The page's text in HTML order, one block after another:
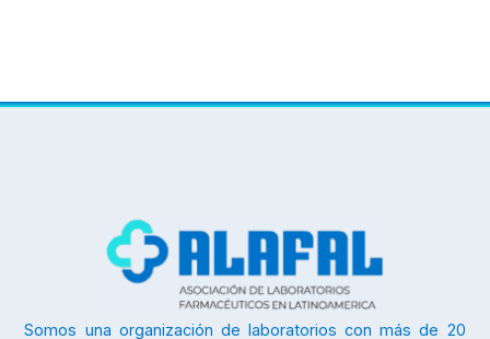
Somos una organización de laboratorios con más de 20